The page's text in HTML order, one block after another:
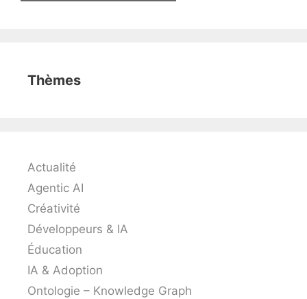
Thèmes
Actualité
Agentic AI
Créativité
Développeurs & IA
Éducation
IA & Adoption
Ontologie – Knowledge Graph